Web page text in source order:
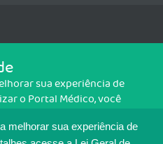
melhorar sua experiência de
Brasília/DF - CEP: 70200-760 -
sua experiência de
o Portal Médico, você
como isso é feito, acesse